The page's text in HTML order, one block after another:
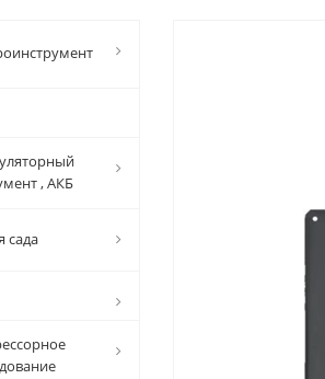
, АКБ
сада